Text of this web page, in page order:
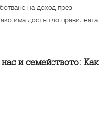
на доход през
има достъп до правилната
и семейството: Как